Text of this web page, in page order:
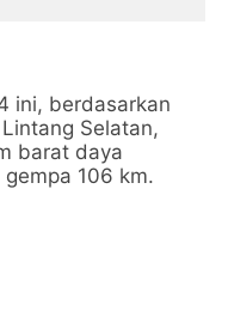
ini, berdasarkan
Selatan,
barat daya
106 km.